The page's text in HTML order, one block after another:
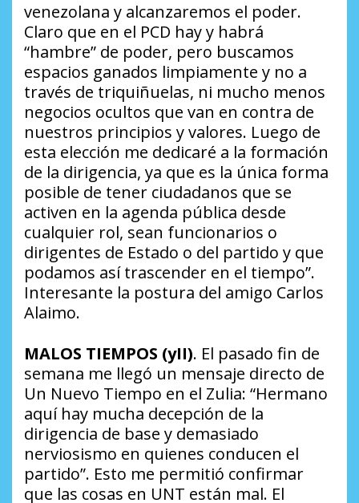
venezolana y alcanzaremos el poder.
Claro que en el PCD hay y habrá
“hambre” de poder, pero buscamos
espacios ganados limpiamente y no a
través de triquiñuelas, ni mucho menos
negocios ocultos que van en contra de
nuestros principios y valores. Luego de
esta elección me dedicaré a la formación
de la dirigencia, ya que es la única forma
posible de tener ciudadanos que se
activen en la agenda pública desde
cualquier rol, sean funcionarios o
dirigentes de Estado o del partido y que
podamos así trascender en el tiempo”.
Interesante la postura del amigo Carlos
Alaimo.
MALOS TIEMPOS (yII). El pasado fin de
semana me llegó un mensaje directo de
Un Nuevo Tiempo en el Zulia: “Hermano
aquí hay mucha decepción de la
dirigencia de base y demasiado
nerviosismo en quienes conducen el
partido”. Esto me permitió confirmar
que las cosas en UNT están mal. El